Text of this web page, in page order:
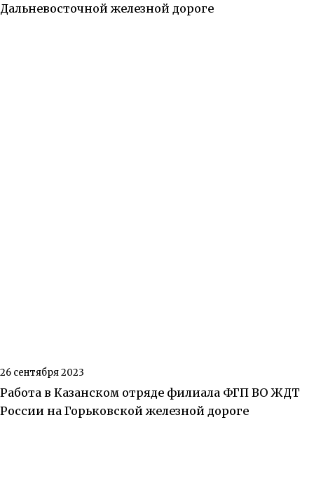
Дальневосточной железной дороге
26 сентября 2023
Работа в Казанском отряде филиала ФГП ВО ЖДТ
России на Горьковской железной дороге